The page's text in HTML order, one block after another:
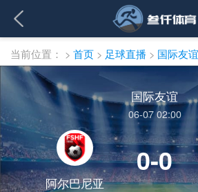
当前位置： > 首页 > 足球直播 >
国际友谊
06-07 02:00
阿尔巴尼亚
0-0